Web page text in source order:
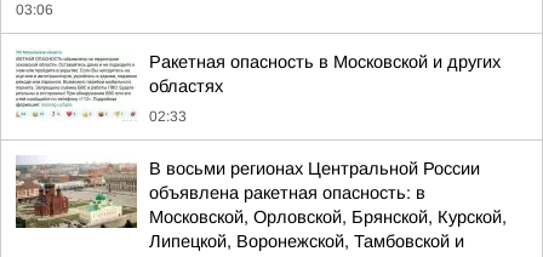
03:06
Ракетная опасность в Московской и других
областях
02:33
В восьми регионах Центральной России
объявлена ракетная опасность: в
Московской, Орловской, Брянской, Курской,
Липецкой, Воронежской, Тамбовской и